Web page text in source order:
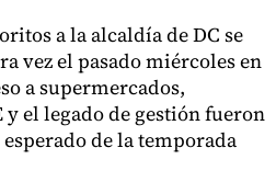
a la alcaldía de DC se
vez el pasado miércoles en
a supermercados,
el legado de gestión fueron
de la temporada